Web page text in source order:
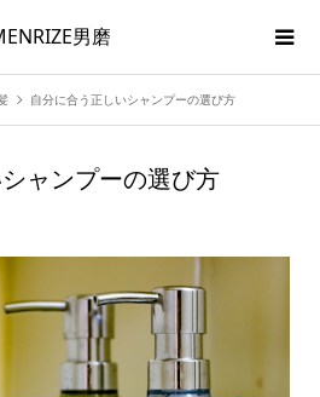
男磨
自分に合う正しいシャンプーの選び方
ャンプーの選び方